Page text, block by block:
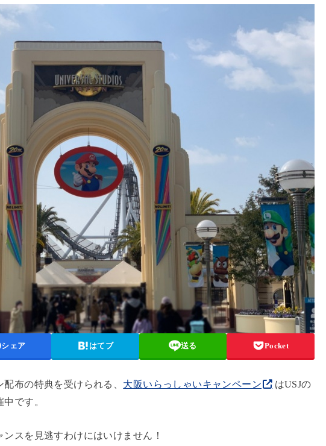
シェア はてブ 送る Pocket
布の特典を受けられる、 大阪いらっしゃいキャンペーン
はUSJの
です。
スを見逃すわけにはいけません！